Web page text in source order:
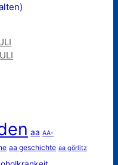
aa AA-
aa geschichte aa görlitz